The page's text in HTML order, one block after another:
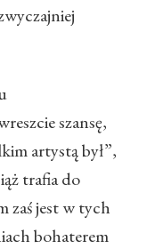
szansę,
artystą był”,
trafia do
zaś jest w tych
bohaterem